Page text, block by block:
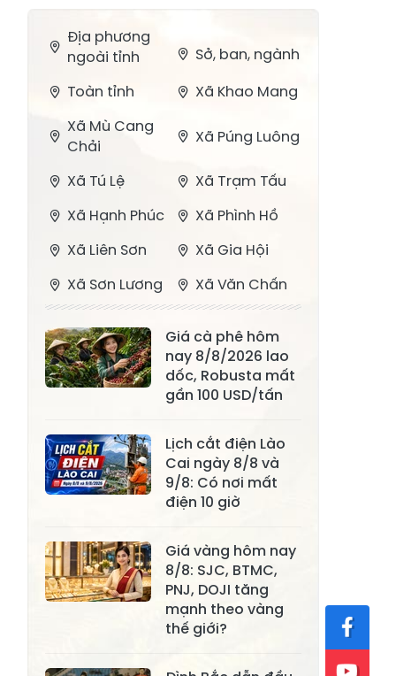
Địa phương
ngoài tỉnh
Sở, ban, ngành
Toàn tỉnh
Xã Khao Mang
Xã Mù Cang
Chải
Xã Púng Luông
Xã Tú Lệ
Xã Trạm Tấu
Xã Hạnh Phúc
Xã Phình Hồ
Xã Liên Sơn
Xã Gia Hội
Xã Sơn Lương
Xã Văn Chấn
Bằng La
Xã Chấn Thịnh
Xã Nghĩa Tâm
Xã Phong Dụ
Hạ
Xã Đông
Cuông
Xã Tân Hợp
Xã Mỏ Vàng
Xã Lâm
Thượng
Xã Lục Yên
Xã Tân Lĩnh
Xã Phúc Lợi
Giá cà phê hôm
nay 8/8/2026 lao
dốc, Robusta mất
gần 100 USD/tấn
Lịch cắt điện Lào
Cai ngày 8/8 và
9/8: Có nơi mất
điện 10 giờ
Giá vàng hôm nay
8/8: SJC, BTMC,
PNJ, DOJI tăng
mạnh theo vàng
thế giới?